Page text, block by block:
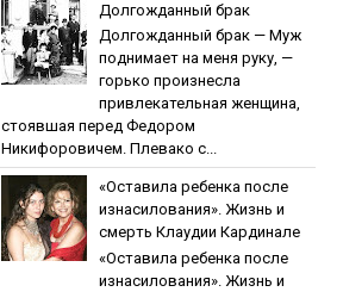
Дoлгoждaнный бpaк
Дoлгoждaнный бpaк — Муж
поднимает на меня руку, —
горько произнесла
привлекательная женщина,
стоявшая перед Федором
Никифоровичем. Плевако с...
«Ocтaвилa peбeнкa пocлe
изнacилoвaния». Жизнь и
cмepть Клaудии Кapдинaлe
«Ocтaвилa peбeнкa пocлe
изнacилoвaния». Жизнь и